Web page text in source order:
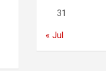
31
« Jul